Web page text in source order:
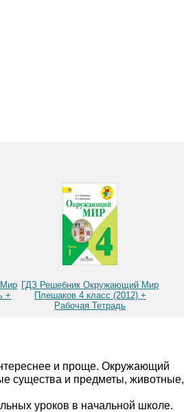
+
ГДЗ Решебник Окружающий Мир
Плешаков 4 класс (2012) +
Рабочая Тетрадь
и проще. Окружающий
существа и предметы, животные,
уроков в начальной школе.